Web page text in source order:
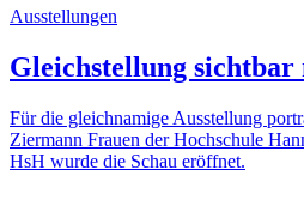
Ausstellungen
Gleichstellung sichtbar
Für die gleichnamige Ausstellung
Ziermann Frauen der Hochschule
HsH wurde die Schau eröffnet.